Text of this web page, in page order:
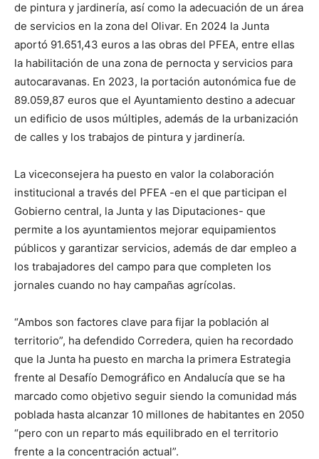
de pintura y jardinería, así como la adecuación de un área
de servicios en la zona del Olivar. En 2024 la Junta
aportó 91.651,43 euros a las obras del PFEA, entre ellas
la habilitación de una zona de pernocta y servicios para
autocaravanas. En 2023, la portación autonómica fue de
89.059,87 euros que el Ayuntamiento destino a adecuar
un edificio de usos múltiples, además de la urbanización
de calles y los trabajos de pintura y jardinería.
La viceconsejera ha puesto en valor la colaboración
institucional a través del PFEA -en el que participan el
Gobierno central, la Junta y las Diputaciones- que
permite a los ayuntamientos mejorar equipamientos
públicos y garantizar servicios, además de dar empleo a
los trabajadores del campo para que completen los
jornales cuando no hay campañas agrícolas.
“Ambos son factores clave para fijar la población al
territorio”, ha defendido Corredera, quien ha recordado
que la Junta ha puesto en marcha la primera Estrategia
frente al Desafío Demográfico en Andalucía que se ha
marcado como objetivo seguir siendo la comunidad más
poblada hasta alcanzar 10 millones de habitantes en 2050
“pero con un reparto más equilibrado en el territorio
frente a la concentración actual”.